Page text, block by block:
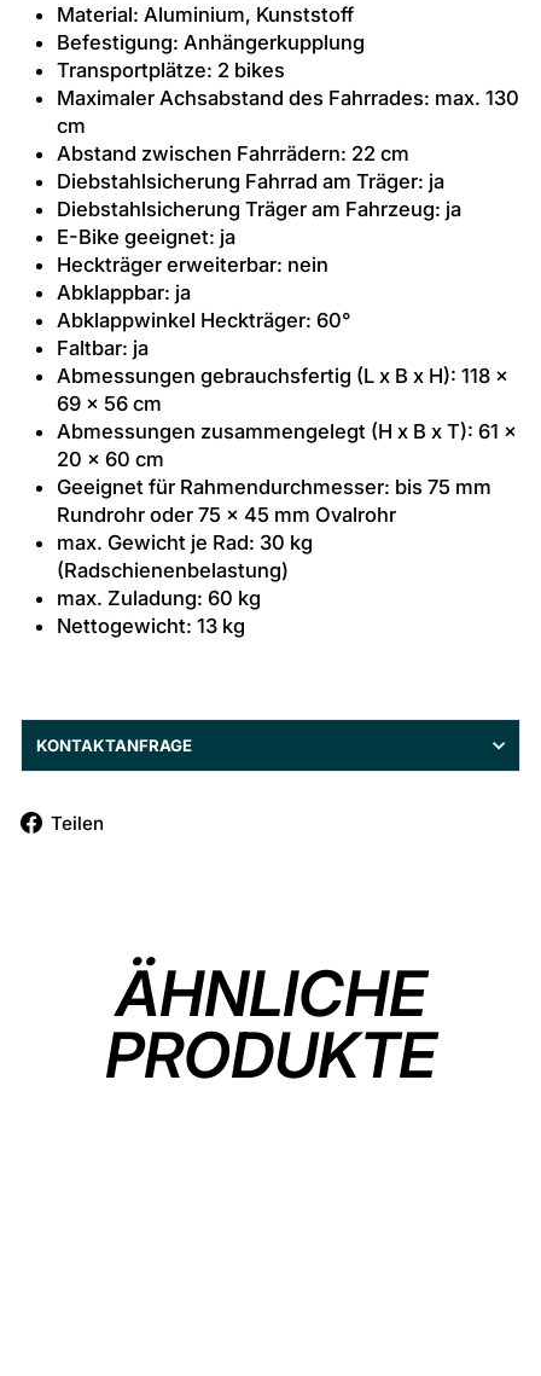
Material: Aluminium, Kunststoff
Befestigung: Anhängerkupplung
Transportplätze: 2 bikes
Maximaler Achsabstand des Fahrrades: max. 130
cm
Abstand zwischen Fahrrädern: 22 cm
Diebstahlsicherung Fahrrad am Träger: ja
Diebstahlsicherung Träger am Fahrzeug: ja
E-Bike geeignet: ja
Heckträger erweiterbar: nein
Abklappbar: ja
Abklappwinkel Heckträger: 60°
Faltbar: ja
Abmessungen gebrauchsfertig (L x B x H): 118 x
69 x 56 cm
Abmessungen zusammengelegt (H x B x T): 61 x
20 x 60 cm
Geeignet für Rahmendurchmesser: bis 75 mm
Rundrohr oder 75 x 45 mm Ovalrohr
max. Gewicht je Rad: 30 kg
(Radschienenbelastung)
max. Zuladung: 60 kg
Nettogewicht: 13 kg
KONTAKTANFRAGE
Teilen
ÄHNLICHE
PRODUKTE